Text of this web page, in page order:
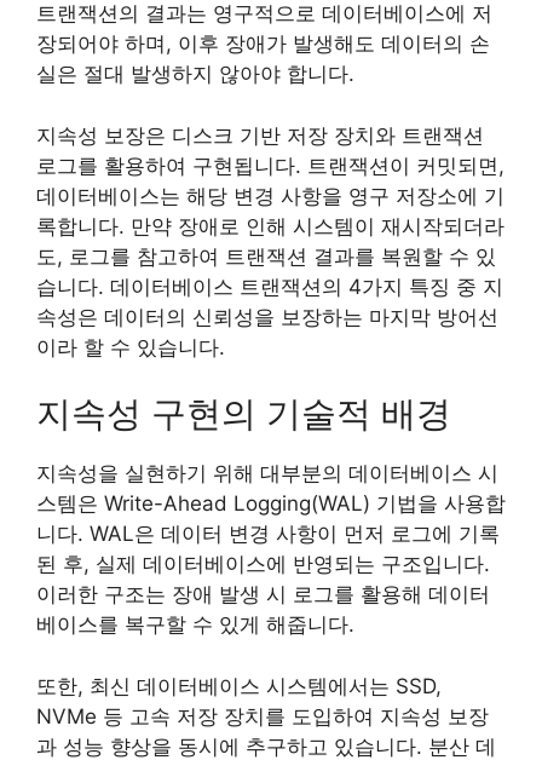
트랜잭션의 결과는 영구적으로 데이터베이스에 저
장되어야 하며, 이후 장애가 발생해도 데이터의 손
실은 절대 발생하지 않아야 합니다.
지속성 보장은 디스크 기반 저장 장치와 트랜잭션
로그를 활용하여 구현됩니다. 트랜잭션이 커밋되면,
데이터베이스는 해당 변경 사항을 영구 저장소에 기
록합니다. 만약 장애로 인해 시스템이 재시작되더라
도, 로그를 참고하여 트랜잭션 결과를 복원할 수 있
습니다. 데이터베이스 트랜잭션의 4가지 특징 중 지
속성은 데이터의 신뢰성을 보장하는 마지막 방어선
이라 할 수 있습니다.
지속성 구현의 기술적 배경
지속성을 실현하기 위해 대부분의 데이터베이스 시
스템은 Write-Ahead Logging(WAL) 기법을 사용합
니다. WAL은 데이터 변경 사항이 먼저 로그에 기록
된 후, 실제 데이터베이스에 반영되는 구조입니다.
이러한 구조는 장애 발생 시 로그를 활용해 데이터
베이스를 복구할 수 있게 해줍니다.
또한, 최신 데이터베이스 시스템에서는 SSD,
NVMe 등 고속 저장 장치를 도입하여 지속성 보장
과 성능 향상을 동시에 추구하고 있습니다. 분산 데